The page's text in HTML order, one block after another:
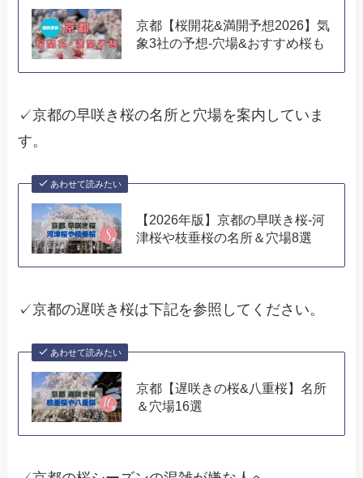
京都【桜開花&満開予想2026】気
象3社の予想-穴場&おすすめ桜も
✓京都の早咲き桜の名所と穴場を案内していま
す。
あわせて読みたい
【2026年版】京都の早咲き桜-河
津桜や枝垂桜の名所＆穴場8選
✓京都の遅咲き桜は下記を参照してください。
あわせて読みたい
京都【遅咲きの桜&八重桜】名所
＆穴場16選